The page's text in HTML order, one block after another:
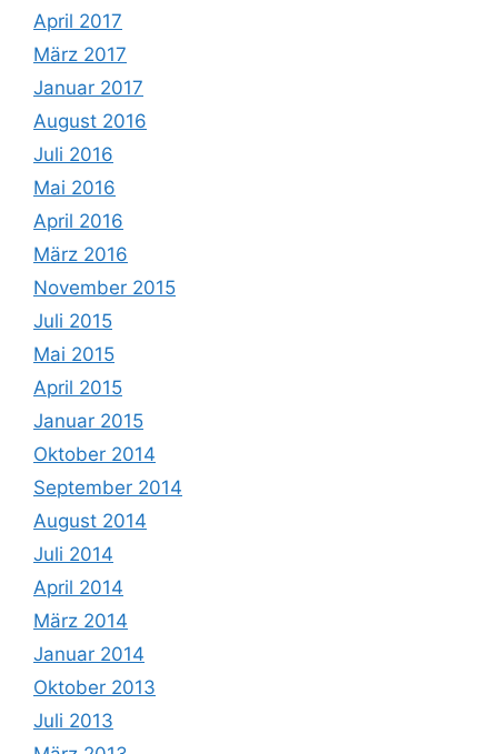
April 2017
März 2017
Januar 2017
August 2016
Juli 2016
Mai 2016
April 2016
März 2016
November 2015
Juli 2015
Mai 2015
April 2015
Januar 2015
Oktober 2014
September 2014
August 2014
Juli 2014
April 2014
März 2014
Januar 2014
Oktober 2013
Juli 2013